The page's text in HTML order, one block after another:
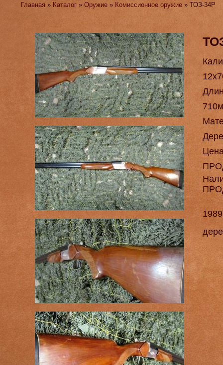
Главная » Каталог »Оружие » Комиссионное оружие » ТОЗ-34Р